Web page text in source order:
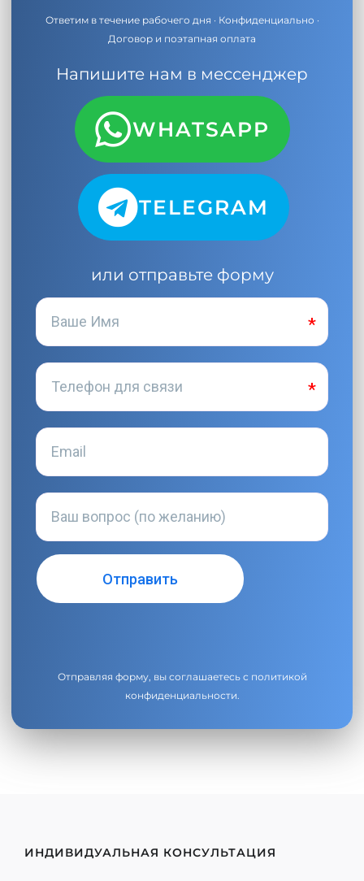
Ответим в течение рабочего дня · Конфиденциально ·
Договор и поэтапная оплата
Напишите нам в мессенджер
WHATSAPP
TELEGRAM
или отправьте форму
Отправляя форму, вы соглашаетесь с политикой
конфиденциальности.
ИНДИВИДУАЛЬНАЯ КОНСУЛЬТАЦИЯ